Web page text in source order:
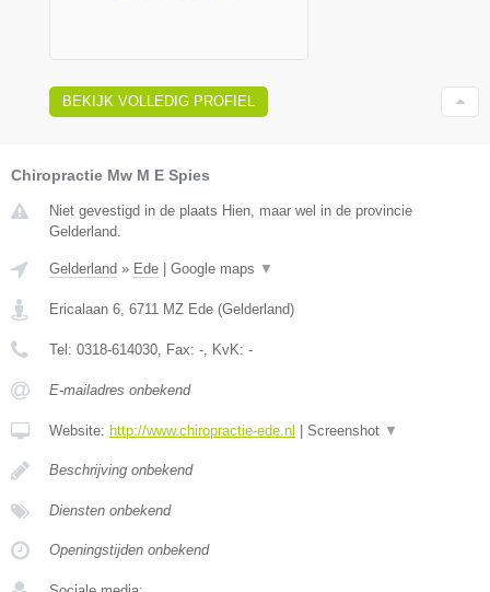
BEKIJK VOLLEDIG PROFIEL
Chiropractie Mw M E Spies
Niet gevestigd in de plaats Hien, maar wel in de provincie
Gelderland.
Gelderland » Ede | Google maps ▼
Ericalaan 6 6711 MZ Ede (Gelderland)
Tel: 0318-614030 , Fax: - , KvK: -
E-mailadres onbekend
Website: http://www.chiropractie-ede.nl | Screenshot ▼
Beschrijving onbekend
Diensten onbekend
Openingstijden onbekend